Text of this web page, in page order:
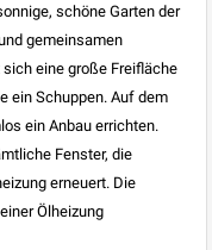
schöne Garten der
gemeinsamen
eine große Freifläche
ein Schuppen. Auf dem
ein Anbau errichten.
Fenster, die
erneuert. Die
Ölheizung